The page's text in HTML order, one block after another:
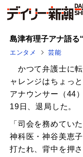
島津有理子アナ語
エンタメ 芸能
かつて弁護士に転
ャレンジはちょっ
アナウンサー（44
19日、退局した。
「司会を務めてい
神科医・神谷美恵
打たれ、背中を押